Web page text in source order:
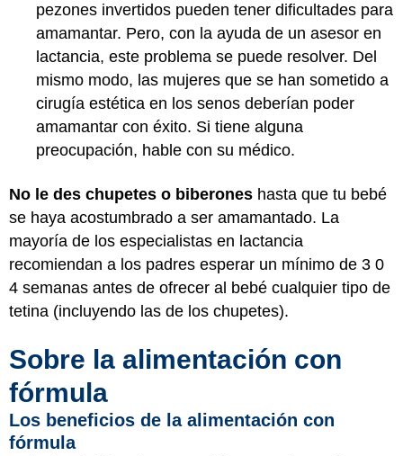
pezones invertidos pueden tener dificultades para
amamantar. Pero, con la ayuda de un asesor en
lactancia, este problema se puede resolver. Del
mismo modo, las mujeres que se han sometido a
cirugía estética en los senos deberían poder
amamantar con éxito. Si tiene alguna
preocupación, hable con su médico.
No le des chupetes o biberones hasta que tu bebé
se haya acostumbrado a ser amamantado. La
mayoría de los especialistas en lactancia
recomiendan a los padres esperar un mínimo de 3 0
4 semanas antes de ofrecer al bebé cualquier tipo de
tetina (incluyendo las de los chupetes).
Sobre la alimentación con
fórmula
Los beneficios de la alimentación con
fórmula